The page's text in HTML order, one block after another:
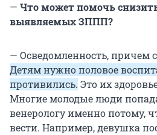
— Что может помочь
выявляемых ЗППП?
— Осведомленность, причем
Детям нужно половое
противились. Это их
Многие молодые люди
венерологу именно потому,
вести. Например, девушка